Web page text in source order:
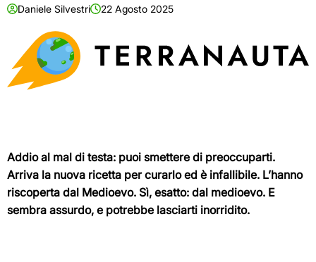
Daniele Silvestri 22 Agosto 2025
Addio al mal di testa: puoi smettere di preoccuparti.
Arriva la nuova ricetta per curarlo ed è infallibile. L’hanno
riscoperta dal Medioevo. Sì, esatto: dal medioevo. E
sembra assurdo, e potrebbe lasciarti inorridito.